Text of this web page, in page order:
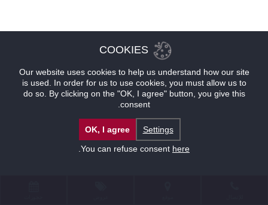
COOKIES
Our website uses cookies to help us understand how our site
is used. In order for us to use cookies, you must allow us to
do so. By clicking on the "OK, I agree" button, you give this
consent.
Settings
OK, I agree
You can refuse consent here
.